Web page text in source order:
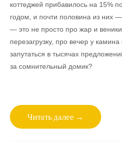
коттеджей прибавилось на 15%
годом, и почти половина из них
— это не просто про жар и
перезагрузку, про вечер у
запутаться в тысячах
за сомнительный домик?
Читать далее →